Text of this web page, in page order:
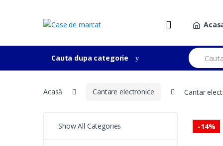
Cauta dupa categorie
Search
for:
Acasă Cantare electronice Cantar
-14%
Show All Categories